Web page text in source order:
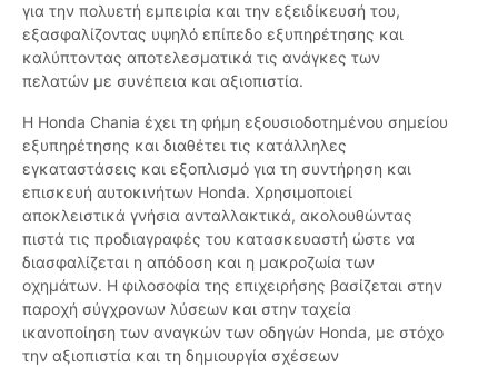
για την πολυετή εμπειρία και την εξειδίκευσή του,
εξασφαλίζοντας υψηλό επίπεδο εξυπηρέτησης και
καλύπτοντας αποτελεσματικά τις ανάγκες των
πελατών με συνέπεια και αξιοπιστία.
Η Honda Chania έχει τη φήμη εξουσιοδοτημένου σημείου
εξυπηρέτησης και διαθέτει τις κατάλληλες
εγκαταστάσεις και εξοπλισμό για τη συντήρηση και
επισκευή αυτοκινήτων Honda. Χρησιμοποιεί
αποκλειστικά γνήσια ανταλλακτικά, ακολουθώντας
πιστά τις προδιαγραφές του κατασκευαστή ώστε να
διασφαλίζεται η απόδοση και η μακροζωία των
οχημάτων. Η φιλοσοφία της επιχειρήσης βασίζεται στην
παροχή σύγχρονων λύσεων και στην ταχεία
ικανοποίηση των αναγκών των οδηγών Honda, με στόχο
την αξιοπιστία και τη δημιουργία σχέσεων